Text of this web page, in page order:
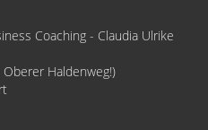
Coaching - Claudia Ulrike
Haldenweg!)